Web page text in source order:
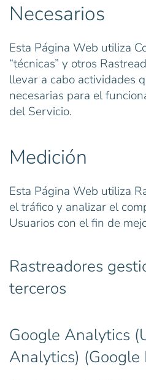
Necesarios
Esta Página Web utiliza
“técnicas” y otros
llevar a cabo actividades
necesarias para el
del Servicio.
Medición
Esta Página Web utiliza
el tráfico y analizar el
Usuarios con el fin de
Rastreadores
terceros
Google Analytics
Analytics)